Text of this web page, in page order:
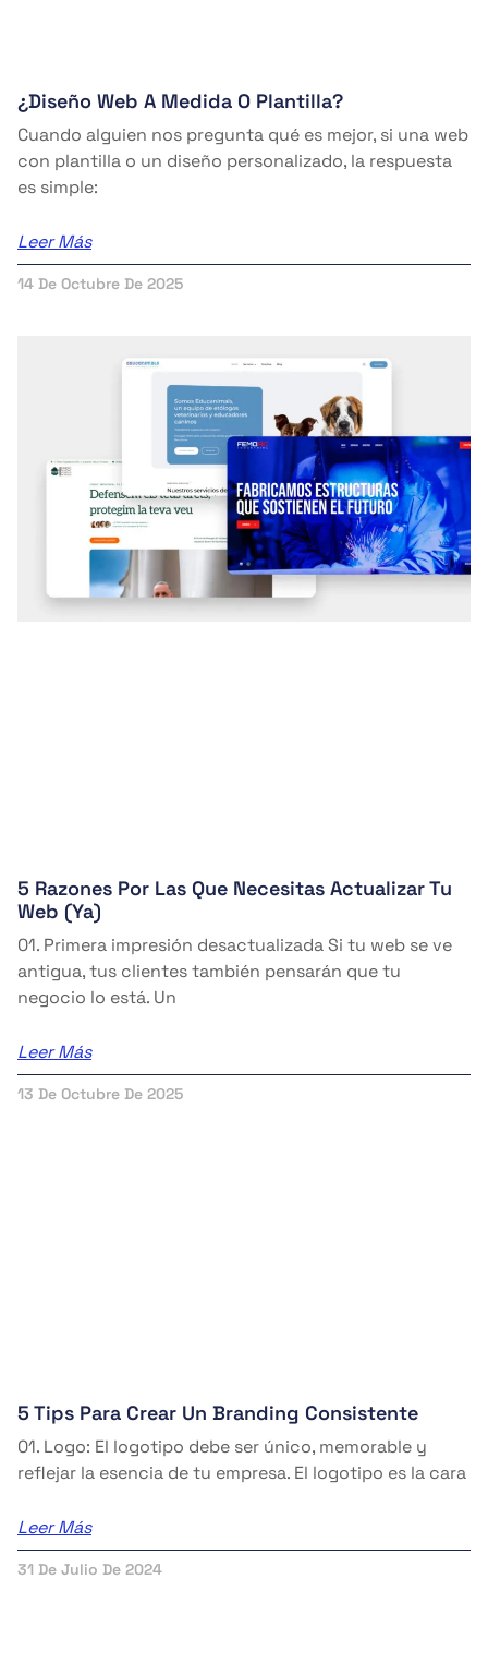
¿Diseño Web A Medida O Plantilla?
Cuando alguien nos pregunta qué es mejor, si una web
con plantilla o un diseño personalizado, la respuesta
es simple:
Leer Más
14 De Octubre De 2025
5 Razones Por Las Que Necesitas Actualizar Tu
Web (ya)
01. Primera impresión desactualizada Si tu web se ve
antigua, tus clientes también pensarán que tu
negocio lo está. Un
Leer Más
13 De Octubre De 2025
5 Tips Para Crear Un Branding Consistente
01. Logo: El logotipo debe ser único, memorable y
reflejar la esencia de tu empresa. El logotipo es la cara
Leer Más
31 De Julio De 2024